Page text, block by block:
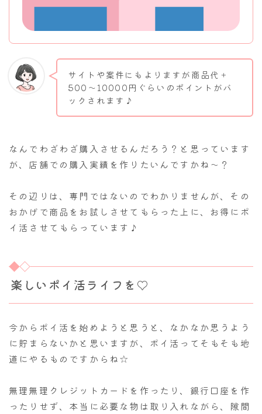
サイトや案件にもよりますが商品代＋
500～10000円ぐらいのポイントがバ
ックされます♪
なんでわざわざ購入させるんだろう？と思っています
が、店舗での購入実績を作りたいんですかね～？
その辺りは、専門ではないのでわかりませんが、その
おかげで商品をお試しさせてもらった上に、お得にポ
イ活させてもらっています♪
楽しいポイ活ライフを♡
今からポイ活を始めようと思うと、なかなか思うよう
に貯まらないかと思いますが、ポイ活ってそもそも地
道にやるものですからね☆
無理無理クレジットカードを作ったり、銀行口座を作
ったりせず、本当に必要な物は取り入れながら、隙間